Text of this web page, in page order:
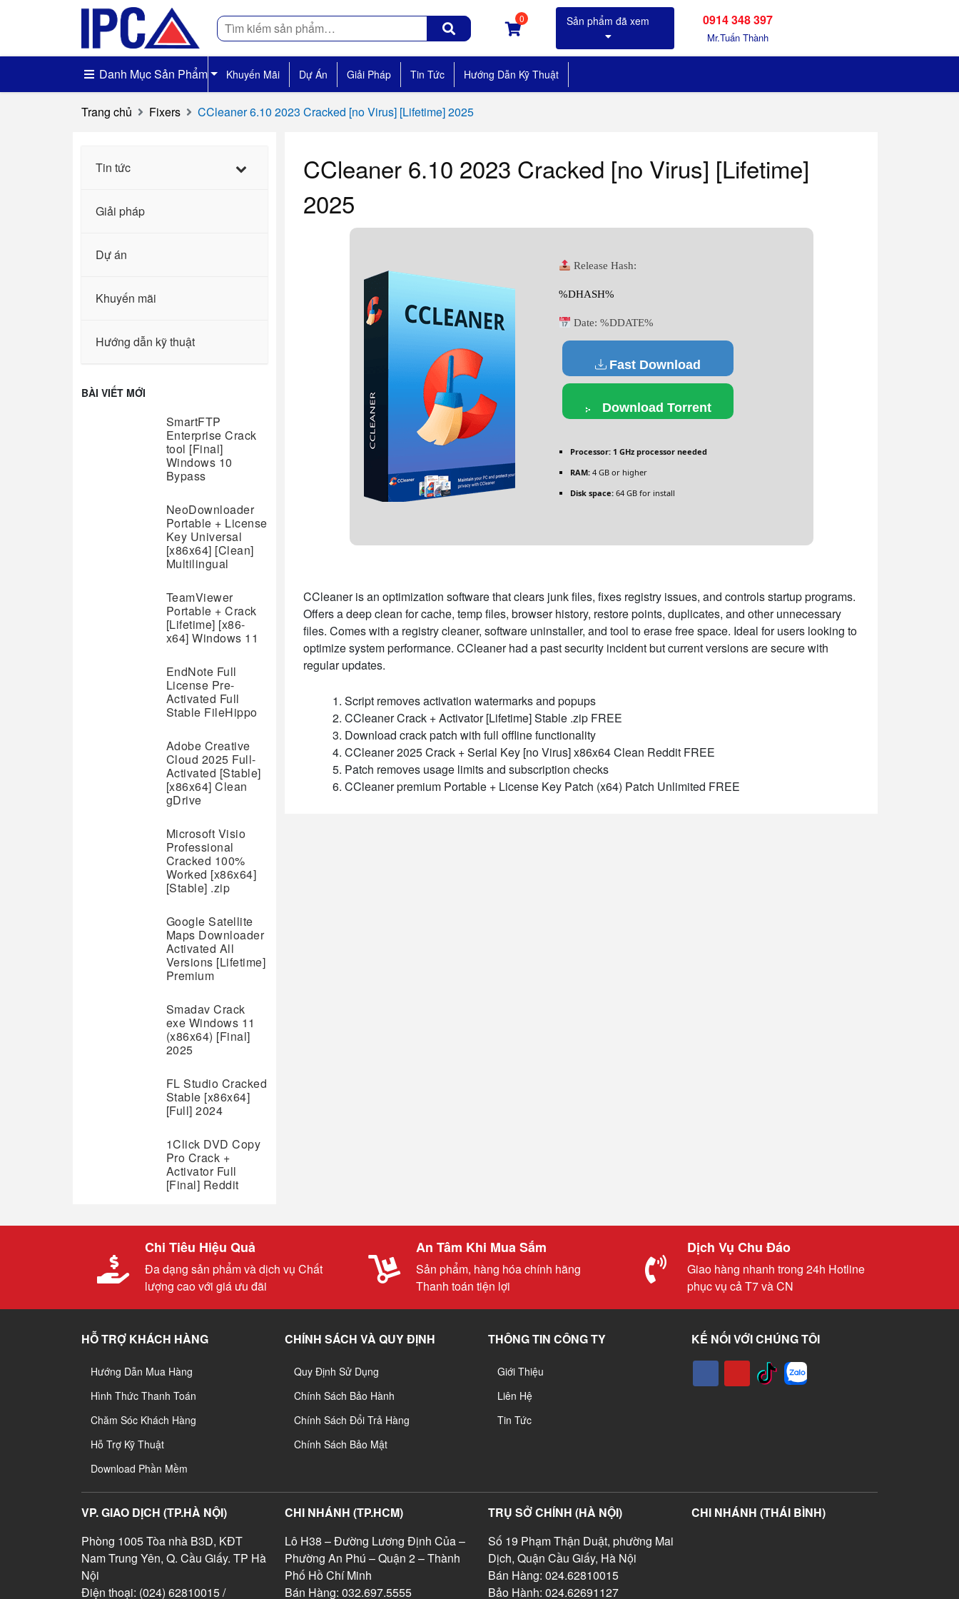
Tìm
kiếm
0 0914 348 397
Mr.Tuấn Thành
Danh Mục Sản Phẩm Khuyến Mãi Dự Án Giải Pháp Tin Tức Hướng Dẫn Kỹ Thuật
Trang chủ Fixers CCleaner 6.10 2023 Cracked [no Virus] [Lifetime] 2025
Tin tức
Giải pháp
Dự án
Khuyến mãi
Hướng dẫn kỹ thuật
BÀI VIẾT MỚI
SmartFTP
Enterprise Crack
tool [Final]
Windows 10
Bypass
NeoDownloader
Portable + License
Key Universal
[x86x64] [Clean]
Multilingual
TeamViewer
Portable + Crack
[Lifetime] [x86-
x64] Windows 11
EndNote Full
License Pre-
Activated Full
Stable FileHippo
Adobe Creative
Cloud 2025 Full-
Activated [Stable]
[x86x64] Clean
gDrive
Microsoft Visio
Professional
Cracked 100%
Worked [x86x64]
[Stable] .zip
Google Satellite
Maps Downloader
Activated All
Versions [Lifetime]
Premium
Smadav Crack
exe Windows 11
(x86x64) [Final]
2025
FL Studio Cracked
Stable [x86x64]
[Full] 2024
1Click DVD Copy
Pro Crack +
Activator Full
[Final] Reddit
CCleaner 6.10 2023 Cracked [no Virus] [Lifetime]
2025
Release Hash:
%DHASH%
Date: %DDATE%
Fast Download
Download Torrent
Processor:1 GHz processor needed
RAM:4 GB or higher
Disk space:64 GB for install
CCleaner is an optimization software that clears junk files, fixes registry issues, and controls startup programs.
Offers a deep clean for cache, temp files, browser history, restore points, duplicates, and other unnecessary
files. Comes with a registry cleaner, software uninstaller, and tool to erase free space. Ideal for users looking to
optimize system performance. CCleaner had a past security incident but current versions are secure with
regular updates.
Script removes activation watermarks and popups
CCleaner Crack + Activator [Lifetime] Stable .zip FREE
Download crack patch with full offline functionality
CCleaner 2025 Crack + Serial Key [no Virus] x86x64 Clean Reddit FREE
Patch removes usage limits and subscription checks
CCleaner premium Portable + License Key Patch (x64) Patch Unlimited FREE
Chi Tiêu Hiệu Quả
Đa dạng sản phẩm và dịch vụ Chất
lượng cao với giá ưu đãi
An Tâm Khi Mua Sắm
Sản phẩm, hàng hóa chính hãng
Thanh toán tiện lợi
Dịch Vụ Chu Đáo
Giao hàng nhanh trong 24h Hotline
phục vụ cả T7 và CN
HỖ TRỢ KHÁCH HÀNG
Hướng Dẫn Mua Hàng
Hình Thức Thanh Toán
Chăm Sóc Khách Hàng
Hỗ Trợ Kỹ Thuật
Download Phần Mềm
CHÍNH SÁCH VÀ QUY ĐỊNH
Quy Định Sử Dụng
Chính Sách Bảo Hành
Chính Sách Đổi Trả Hàng
Chính Sách Bảo Mật
THÔNG TIN CÔNG TY
Giới Thiệu
Liên Hệ
Tin Tức
KẾ NỐI VỚI CHÚNG TÔI
VP. GIAO DỊCH (TP.HÀ NỘI)
Phòng 1005 Tòa nhà B3D, KĐT
Nam Trung Yên, Q. Cầu Giấy. TP Hà
Nội
Điện thoại: (024) 62810015 /
CHI NHÁNH (TP.HCM)
Lô H38 – Đường Lương Định Của –
Phường An Phú – Quận 2 – Thành
Phố Hồ Chí Minh
Bán Hàng: 032.697.5555
TRỤ SỞ CHÍNH (HÀ NỘI)
Số 19 Phạm Thận Duật, phường Mai
Dịch, Quận Cầu Giấy, Hà Nội
Bán Hàng: 024.62810015
Bảo Hành: 024.62691127
CHI NHÁNH (THÁI BÌNH)